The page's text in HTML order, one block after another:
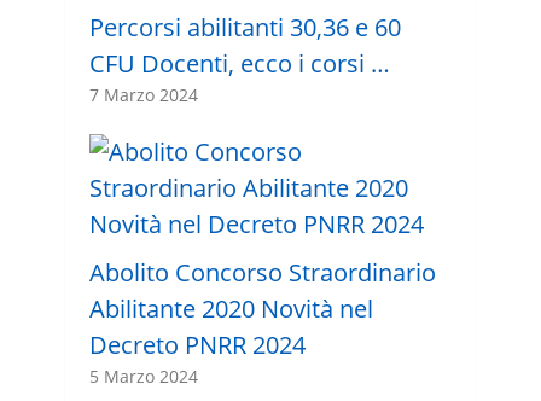
Percorsi abilitanti 30,36 e 60
CFU Docenti, ecco i corsi …
7 Marzo 2024
Abolito Concorso Straordinario
Abilitante 2020 Novità nel
Decreto PNRR 2024
5 Marzo 2024